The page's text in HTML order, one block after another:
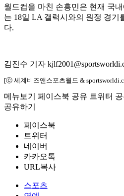
월드컵을 마친 손흥민은 현재 국
는 18일 LA 갤럭시와의 원정 경기
다.
김진수 기자
[ⓒ 세계비즈앤스포츠월드 &
메뉴보기 페이스북 공유 트위터
공유하기
페이스북
트위터
네이버
카카오톡
URL복사
스포츠